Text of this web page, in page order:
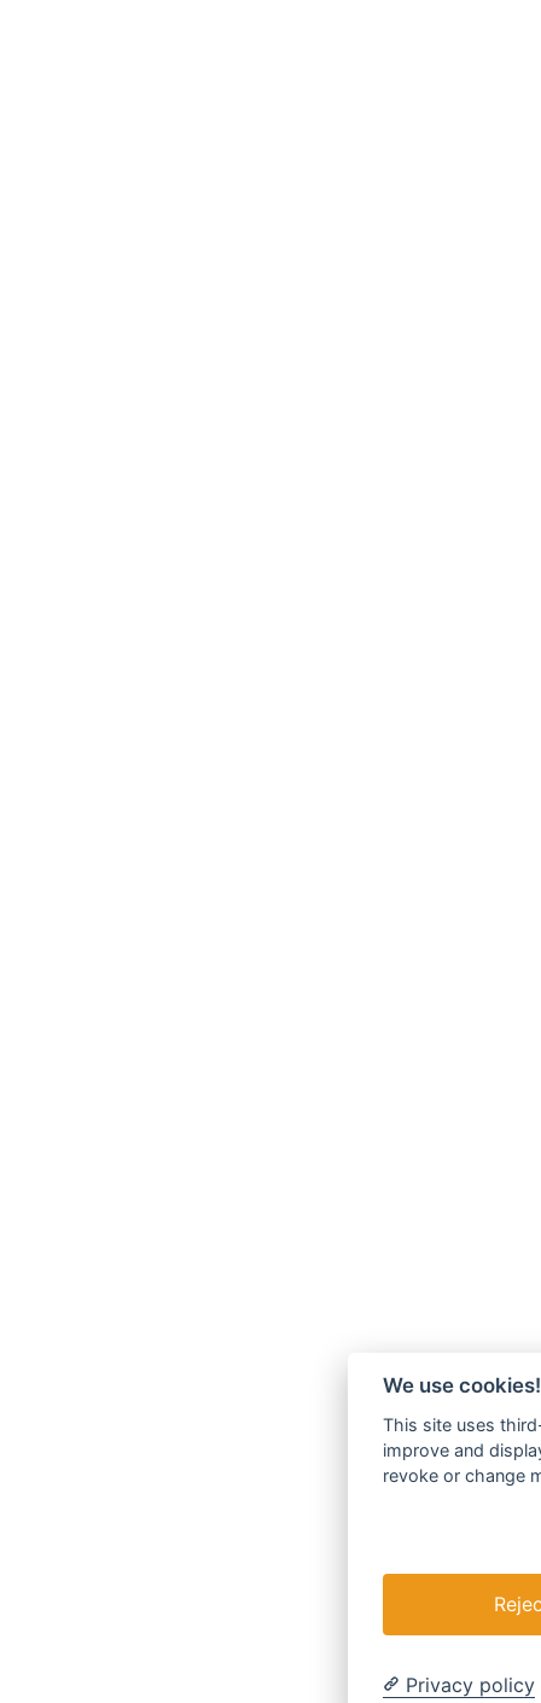
We use cookies!
This site uses
improve and
revoke or change
Privacy policy